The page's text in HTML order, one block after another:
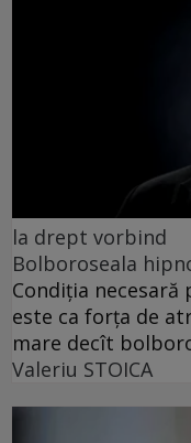
la drept vorbind
Bolboroseala
Condiția
este ca forța de
mare decît
Valeriu STOICA